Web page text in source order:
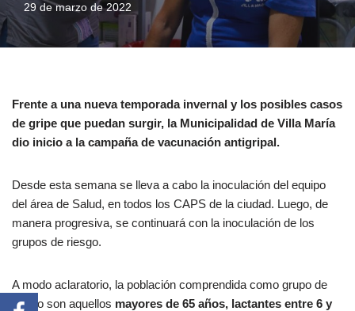
29 de marzo de 2022
Frente a una nueva temporada invernal y los posibles casos
de gripe que puedan surgir, la Municipalidad de Villa María
dio inicio a la campaña de vacunación antigripal.
Desde esta semana se lleva a cabo la inoculación del equipo
del área de Salud, en todos los CAPS de la ciudad. Luego, de
manera progresiva, se continuará con la inoculación de los
grupos de riesgo.
A modo aclaratorio, la población comprendida como grupo de
riesgo son aquellos mayores de 65 años, lactantes entre 6 y